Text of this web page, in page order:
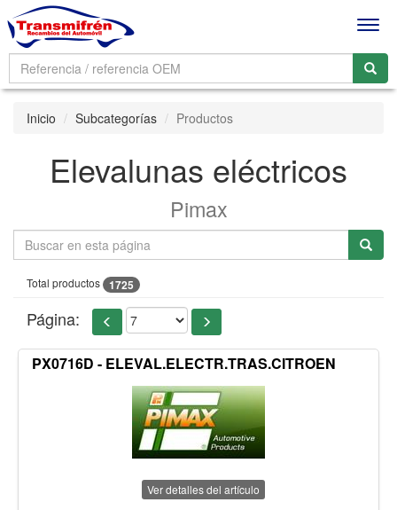
Inicio Subcategorías Productos
Elevalunas eléctricos
Pimax
Total productos 1725
Página:
PX0716D - ELEVAL.ELECTR.TRAS.CITROEN
Ver detalles del artículo